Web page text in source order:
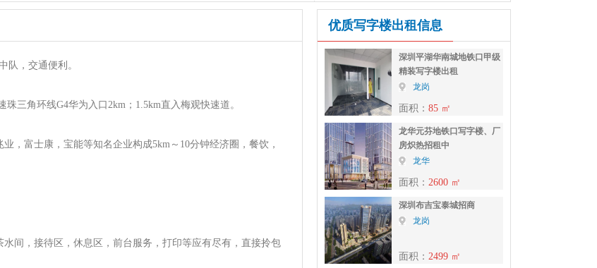
队，交通便利。
三角环线G4华为入口2km；1.5km直入梅观快速道。
，富士康，宝能等知名企业构成5km～10分钟经济圈，餐饮，
间，接待区，休息区，前台服务，打印等应有尽有，直接拎包
优质写字楼出租信息
面积： 85 ㎡
深圳平湖华南城地铁口甲级
精装写字楼出租
龙岗
面积： 2600 ㎡
龙华元芬地铁口写字楼、厂
房炽热招租中
龙华
面积： 2499 ㎡
深圳布吉宝泰城招商
龙岗